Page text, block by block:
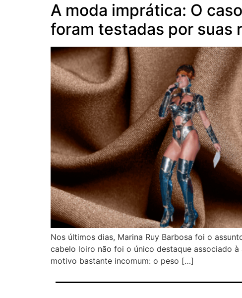
A moda imprática: O
foram testadas por suas
Nos últimos dias, Marina Ruy Barbosa foi o
cabelo loiro não foi o único destaque associado
motivo bastante incomum: o peso […]